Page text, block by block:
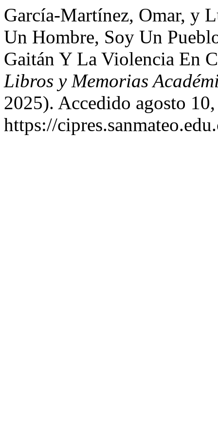
García-Martínez, Omar, y
Un Hombre, Soy Un
Gaitán Y La Violencia En
Libros y Memorias
2025). Accedido agosto
https://